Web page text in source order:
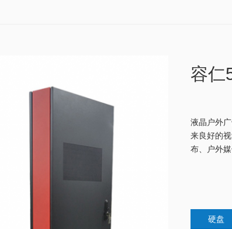
容仁
液晶户外
来良好的
布、户外
硬盘